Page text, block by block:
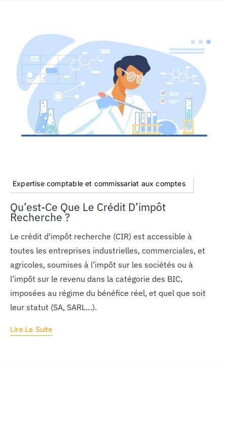
Expertise comptable et commissariat aux comptes
Qu’est-Ce Que Le Crédit D’impôt
Recherche ?
Le crédit d'impôt recherche (CIR) est accessible à
toutes les entreprises industrielles, commerciales, et
agricoles, soumises à l’impôt sur les sociétés ou à
l’impôt sur le revenu dans la catégorie des BIC,
imposées au régime du bénéfice réel, et quel que soit
leur statut (SA, SARL…).
Lire La Suite